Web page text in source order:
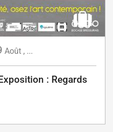
Août , ...
: Regards